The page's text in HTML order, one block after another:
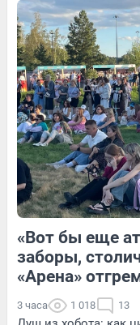
1 Обсудить
16 Обсудить
44 Обсудить
«Вот бы еще
заборы,
«Арена»
3 часа 1 018 13